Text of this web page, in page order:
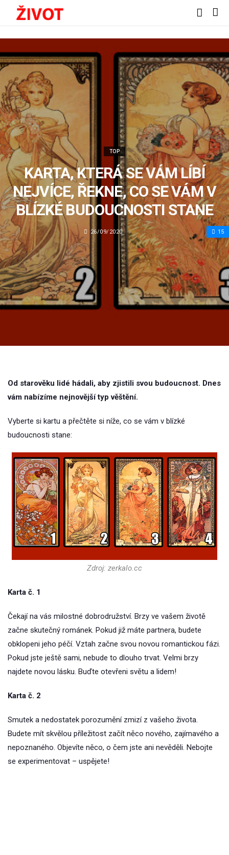
TOP
KARTA, KTERÁ SE VÁM LÍBÍ
NEJVÍCE, ŘEKNE, CO SE VÁM V
BLÍZKÉ BUDOUCNOSTI STANE
26/09/2020 15
Od starověku lidé hádali, aby zjistili svou budoucnost. Dnes
vám nabízíme nejnovější typ věštění.
Vyberte si kartu a přečtěte si níže, co se vám v blízké
budoucnosti stane:
Zdroj: zerkalo.cc
Karta č. 1
Čekají na vás milostné dobrodružství. Brzy ve vašem životě
začne skutečný románek. Pokud již máte partnera, budete
obklopeni jeho péčí. Vztah začne svou novou romantickou fázi.
Pokud jste ještě sami, nebude to dlouho trvat. Velmi brzy
najdete novou lásku. Buďte otevřeni světu a lidem!
Karta č. 2
Smutek a nedostatek porozumění zmizí z vašeho života.
Budete mít skvělou příležitost začít něco nového, zajímavého a
nepoznaného. Objevíte něco, o čem jste ani nevěděli. Nebojte
se experimentovat – uspějete!